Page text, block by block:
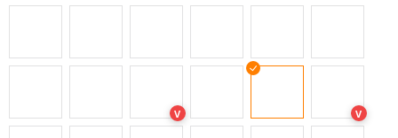
V V